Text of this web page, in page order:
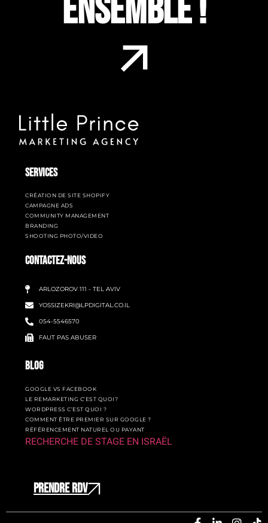
ENSEMBLE !
SERVICES
CRÉATION DE SITE SHOPIFY
CAMPAGNE ADS
COMMUNITY MANAGEMENT
BRANDING
SHOOTING PHOTO/VIDEO
CONTACTEZ-NOUS
ARLOZOROV 111 - TEL AVIV
YOSSIZEKRI@LPDIGITAL.CO.IL
054-5546570
FAUT PAS ABUSER
BLOG
GOOGLE VS FACEBOOK
LE REMARKETING C’EST QUOI?
WORDPRESS C’EST QUOI ?
COMMENT ÊTRE PREMIER SUR GOOGLE ?
RÉFÉRENCEMENT NATUREL OU PAYANT
RECHERCHE DE STAGE EN ISRAËL
PRENDRE RDV